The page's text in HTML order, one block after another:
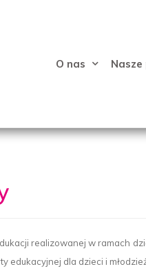
O nas
realizowanej w ramach
edukacyjnej dla dzieci i